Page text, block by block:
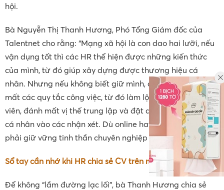
hội.
Bà Nguyễn Thị Thanh Hương, Phó Tổng Giám đốc của
Talentnet cho rằng: “Mạng xã hội là con dao hai lưỡi, nếu
vận dụng tốt thì các HR thể hiện được những kiến thức
của mình, từ đó giúp xây dựng được thương hiệu cá
nhân. Nhưng nếu không biết giữ mình, các HR có thể quên
mất các quy tắc công việc, từ đó làm lộ thông tin ứng
viên, đánh mất vị thế trung lập và đặt quá nhiều cảm xúc
cá nhân vào các nhận xét. Dù online hay offline, các HR
phải giữ vững tinh thần chuyên nghiệp của mình.”
Sổ tay cần nhớ khi HR chia sẻ CV trên mạng xã hội
Để không “lầm đường lạc lối”, bà Thanh Hương chia sẻ